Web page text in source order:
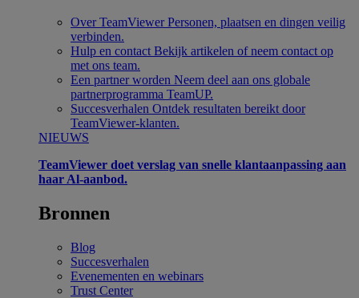
Over TeamViewer Personen, plaatsen en dingen veilig
verbinden.
Hulp en contact Bekijk artikelen of neem contact op
met ons team.
Een partner worden Neem deel aan ons globale
partnerprogramma TeamUP.
Succesverhalen Ontdek resultaten bereikt door
TeamViewer-klanten.
NIEUWS
TeamViewer doet verslag van snelle klantaanpassing aan
haar Al-aanbod.
Bronnen
Blog
Succesverhalen
Evenementen en webinars
Trust Center